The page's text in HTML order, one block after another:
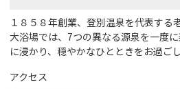
１８５８年創業、登別温泉を代表する
大浴場では、7つの異なる源泉を一度
に浸かり、穏やかなひとときをお過ご
アクセス